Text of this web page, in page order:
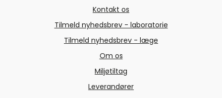
Kontakt os
Tilmeld nyhedsbrev - laboratorie
Tilmeld nyhedsbrev - læge
Om os
Miljøtiltag
Leverandører